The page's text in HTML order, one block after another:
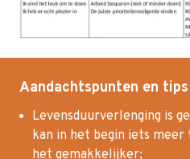
Aandachtspunten en tips
Levensduurverlenging is
kan in het begin iets meer
het gemakkelijker;